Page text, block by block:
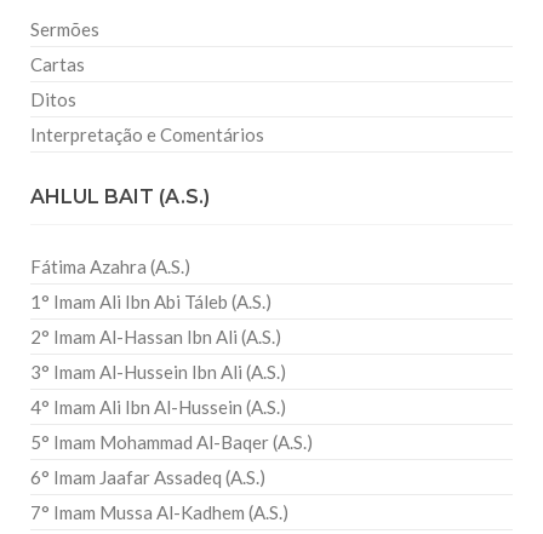
Sermões
Cartas
Ditos
Interpretação e Comentários
AHLUL BAIT (A.S.)
Fátima Azahra (A.S.)
1° Imam Ali Ibn Abi Táleb (A.S.)
2° Imam Al-Hassan Ibn Ali (A.S.)
3° Imam Al-Hussein Ibn Ali (A.S.)
4° Imam Ali Ibn Al-Hussein (A.S.)
5° Imam Mohammad Al-Baqer (A.S.)
6° Imam Jaafar Assadeq (A.S.)
7° Imam Mussa Al-Kadhem (A.S.)